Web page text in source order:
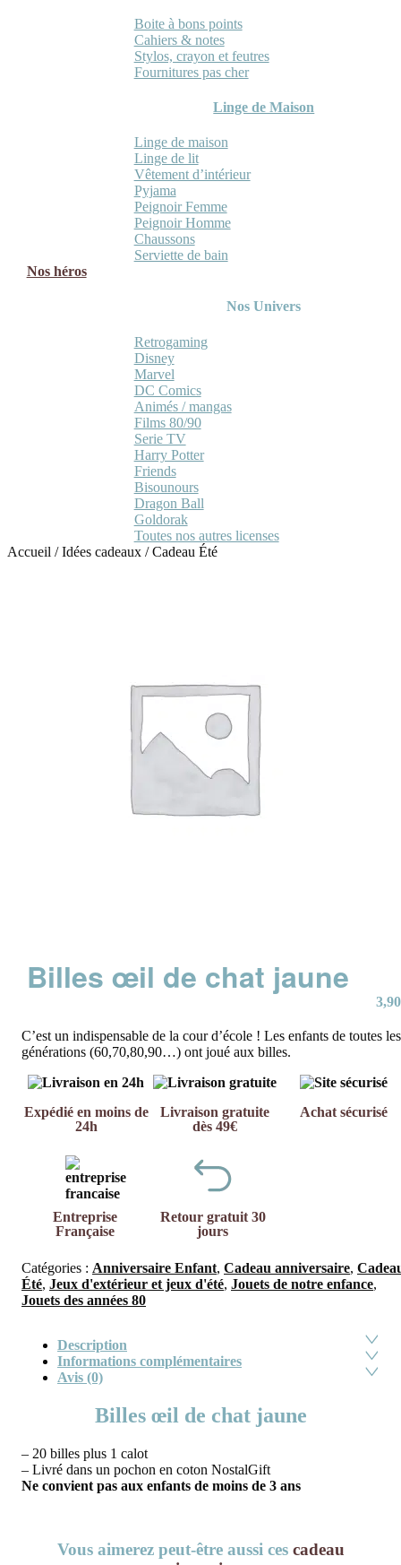
Boite à bons points
Cahiers & notes
Stylos, crayon et feutres
Fournitures pas cher
Linge de Maison
Linge de maison
Linge de lit
Vêtement d’intérieur
Pyjama
Peignoir Femme
Peignoir Homme
Chaussons
Serviette de bain
Nos héros
Nos Univers
Retrogaming
Disney
Marvel
DC Comics
Animés / mangas
Films 80/90
Serie TV
Harry Potter
Friends
Bisounours
Dragon Ball
Goldorak
Toutes nos autres licenses
Accueil /Idées cadeaux /Cadeau Été
Billes œil de chat jaune
3,90
C’est un indispensable de la cour d’école ! Les enfants de toutes les
générations (60,70,80,90…) ont joué aux billes.
Expédié en moins de
24h
Livraison gratuite
dès 49€
Achat sécurisé
Entreprise
Française
Retour gratuit 30
jours
Catégories : Anniversaire Enfant, Cadeau anniversaire,
Été, Jeux d'extérieur et jeux d'été, Jouets de notre enfance,
Jouets des années 80
Description
Informations complémentaires
Avis (0)
Billes œil de chat jaune
– 20 billes plus 1 calot
– Livré dans un pochon en coton NostalGift
Ne convient pas aux enfants de moins de 3 ans
Vous aimerez peut-être aussi ces cadeau